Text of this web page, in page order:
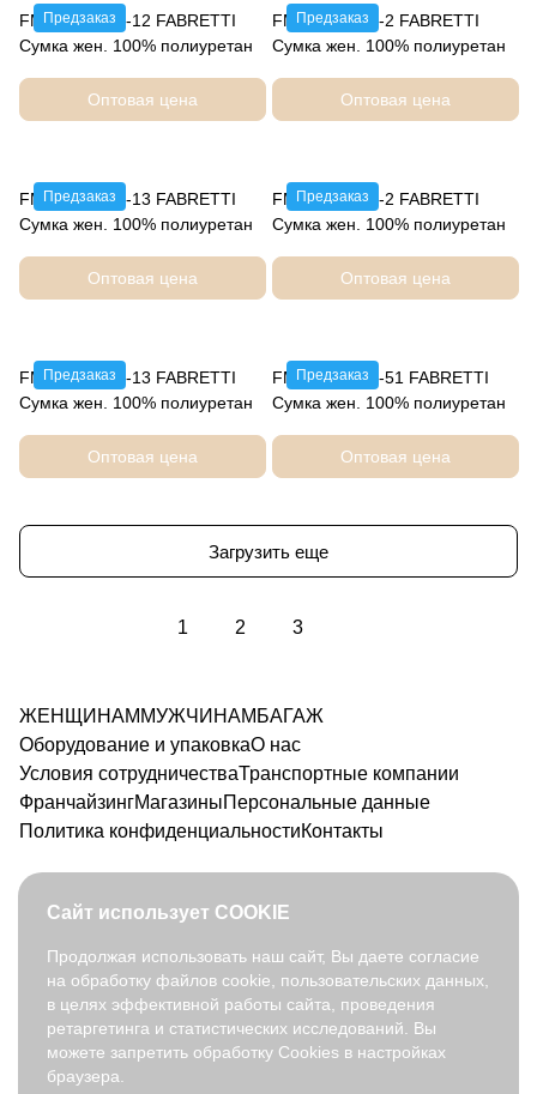
Предзаказ
FMM2510236-12 FABRETTI
Сумка жен. 100% полиуретан
Оптовая цена
Предзаказ
FMM2510236-2 FABRETTI
Сумка жен. 100% полиуретан
Оптовая цена
Предзаказ
FMM2510304-13 FABRETTI
Сумка жен. 100% полиуретан
Оптовая цена
Предзаказ
FMM2510305-2 FABRETTI
Сумка жен. 100% полиуретан
Оптовая цена
Предзаказ
FMM2510305-13 FABRETTI
Сумка жен. 100% полиуретан
Оптовая цена
Предзаказ
FMM2510305-51 FABRETTI
Сумка жен. 100% полиуретан
Оптовая цена
Загрузить еще
1 2 3
ЖЕНЩИНАМ МУЖЧИНАМ БАГАЖ
Оборудование и упаковкаО нас
Условия сотрудничестваТранспортные компании
ФранчайзингМагазиныПерсональные данные
Политика конфиденциальностиКонтакты
8 800 350 91 90
opt@fabretti.ru
© 2026. fabretti.ru. Все права защищены
Сайт использует COOKIE
Продолжая использовать наш сайт, Вы даете согласие
на обработку файлов cookie, пользовательских данных,
в целях эффективной работы сайта, проведения
ретаргетинга и статистических исследований. Вы
можете запретить обработку Cookies в настройках
браузера.